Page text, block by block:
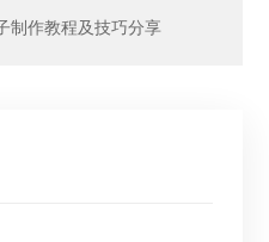
制作教程及技巧分享